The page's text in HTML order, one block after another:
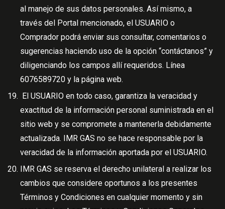
al manejo de sus datos personales. Así mismo, a
través del Portal mencionado, el USUARIO o
Comprador podrá enviar sus consultar, comentarios o
sugerencias haciendo uso de la opción “contáctanos” y
diligenciando los campos allí requeridos. Línea
6076589720 y la página web.
El USUARIO en todo caso, garantiza la veracidad y
exactitud de la información personal suministrada en el
sitio web y se compromete a mantenerla debidamente
actualizada. IMR GAS no se hace responsable por la
veracidad de la información aportada por el USUARIO.
IMR GAS se reserva el derecho unilateral a realizar los
cambios que considere oportunos a los presentes
Términos y Condiciones en cualquier momento y sin